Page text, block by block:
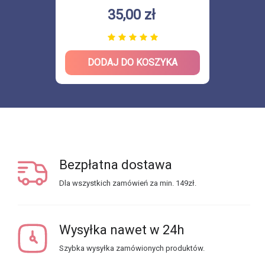
35,00 zł
DODAJ DO KOSZYKA
Bezpłatna dostawa
Dla wszystkich zamówień za min. 149zł.
Wysyłka nawet w 24h
Szybka wysyłka zamówionych produktów.